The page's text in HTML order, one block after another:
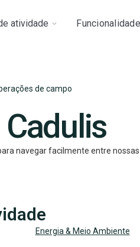
atividade
de campo
navegar facilmente entre
Energia & Meio Ambiente